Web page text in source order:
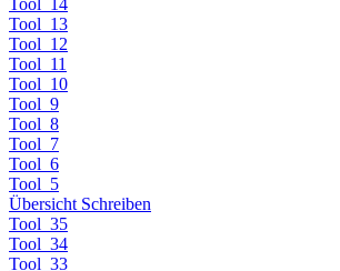
Tool_14
Tool_13
Tool_12
Tool_11
Tool_10
Tool_9
Tool_8
Tool_7
Tool_6
Tool_5
Übersicht Schreiben
Tool_35
Tool_34
Tool_33